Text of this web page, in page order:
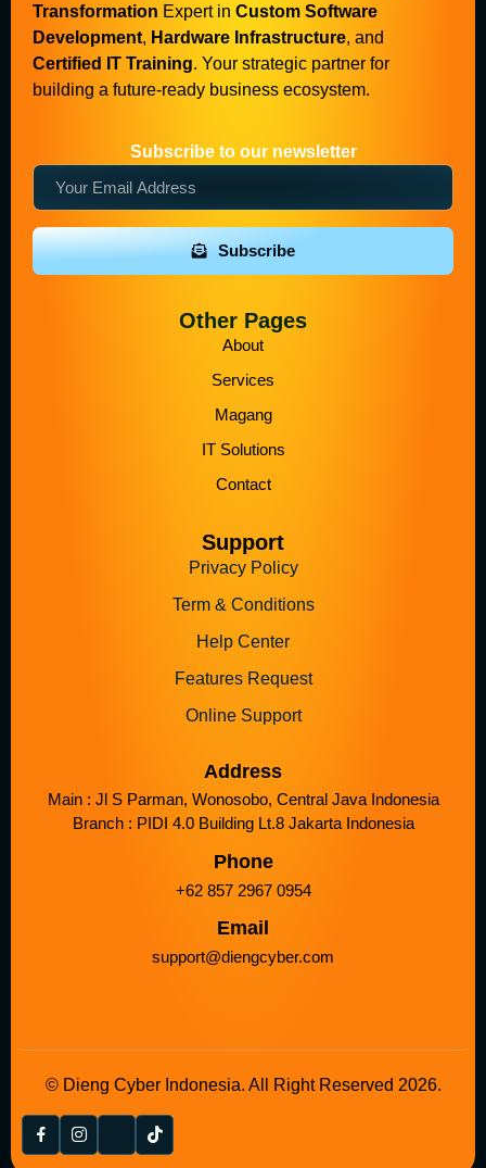
Transformation Expert in Custom Software
Development, Hardware Infrastructure, and
Certified IT Training. Your strategic partner for
building a future-ready business ecosystem.
Subscribe to our newsletter
Subscribe
Other Pages
About
Services
Magang
IT Solutions
Contact
Support
Privacy Policy
Term & Conditions
Help Center
Features Request
Online Support
Address
Main : Jl S Parman, Wonosobo, Central Java Indonesia
Branch : PIDI 4.0 Building Lt.8 Jakarta Indonesia
Phone
+62 857 2967 0954
Email
support@diengcyber.com
© Dieng Cyber Indonesia. All Right Reserved 2026.